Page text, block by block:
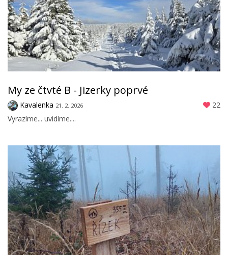
My ze čtvté B - Jizerky poprvé
Kavalenka 21. 2. 2026
22
Vyrazíme... uvidíme....